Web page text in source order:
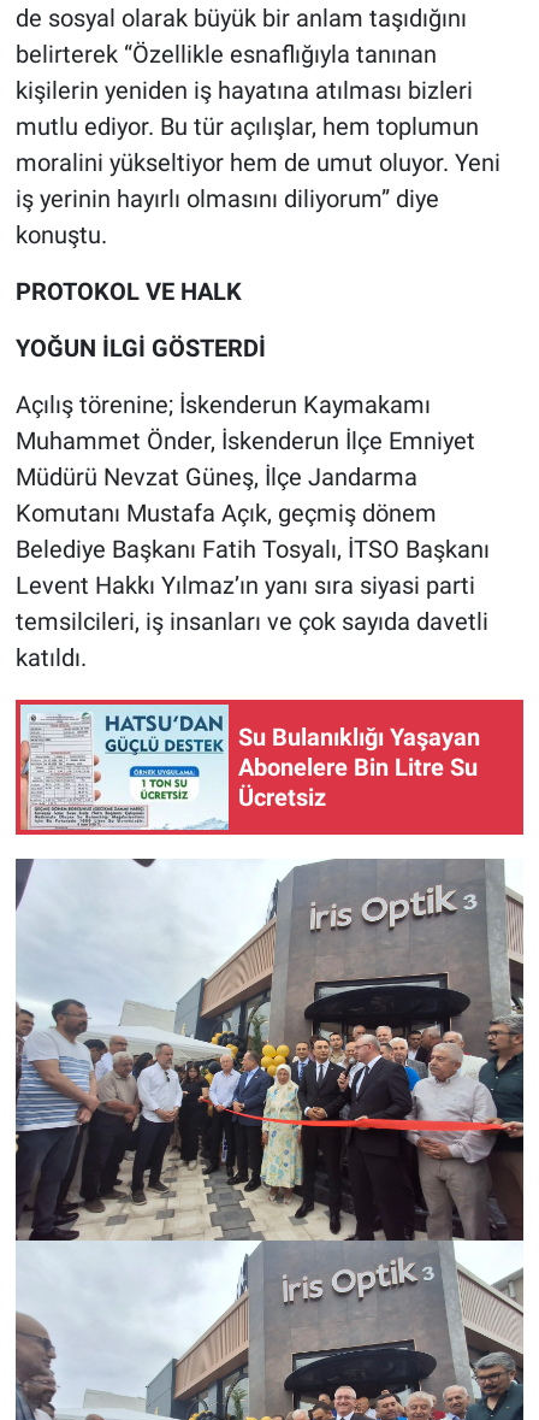
de sosyal olarak büyük bir anlam taşıdığını
belirterek “Özellikle esnaflığıyla tanınan
kişilerin yeniden iş hayatına atılması bizleri
mutlu ediyor. Bu tür açılışlar, hem toplumun
moralini yükseltiyor hem de umut oluyor. Yeni
iş yerinin hayırlı olmasını diliyorum” diye
konuştu.
PROTOKOL VE HALK
YOĞUN İLGİ GÖSTERDİ
Açılış törenine; İskenderun Kaymakamı
Muhammet Önder, İskenderun İlçe Emniyet
Müdürü Nevzat Güneş, İlçe Jandarma
Komutanı Mustafa Açık, geçmiş dönem
Belediye Başkanı Fatih Tosyalı, İTSO Başkanı
Levent Hakkı Yılmaz’ın yanı sıra siyasi parti
temsilcileri, iş insanları ve çok sayıda davetli
katıldı.
Su Bulanıklığı Yaşayan
Abonelere Bin Litre Su
Ücretsiz